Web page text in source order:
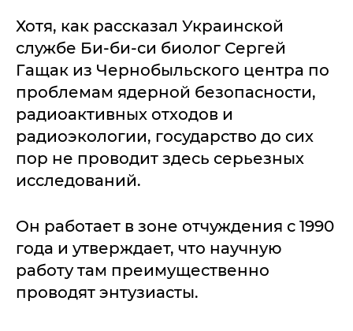
Хотя, как рассказал Украинской
службе Би-би-си биолог Сергей
Гащак из Чернобыльского центра по
проблемам ядерной безопасности,
радиоактивных отходов и
радиоэкологии, государство до сих
пор не проводит здесь серьезных
исследований.
Он работает в зоне отчуждения с 1990
года и утверждает, что научную
работу там преимущественно
проводят энтузиасты.